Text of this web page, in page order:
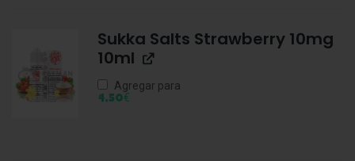
Sukka Salts Strawberry 10mg
10ml
Agregar para
4,50€